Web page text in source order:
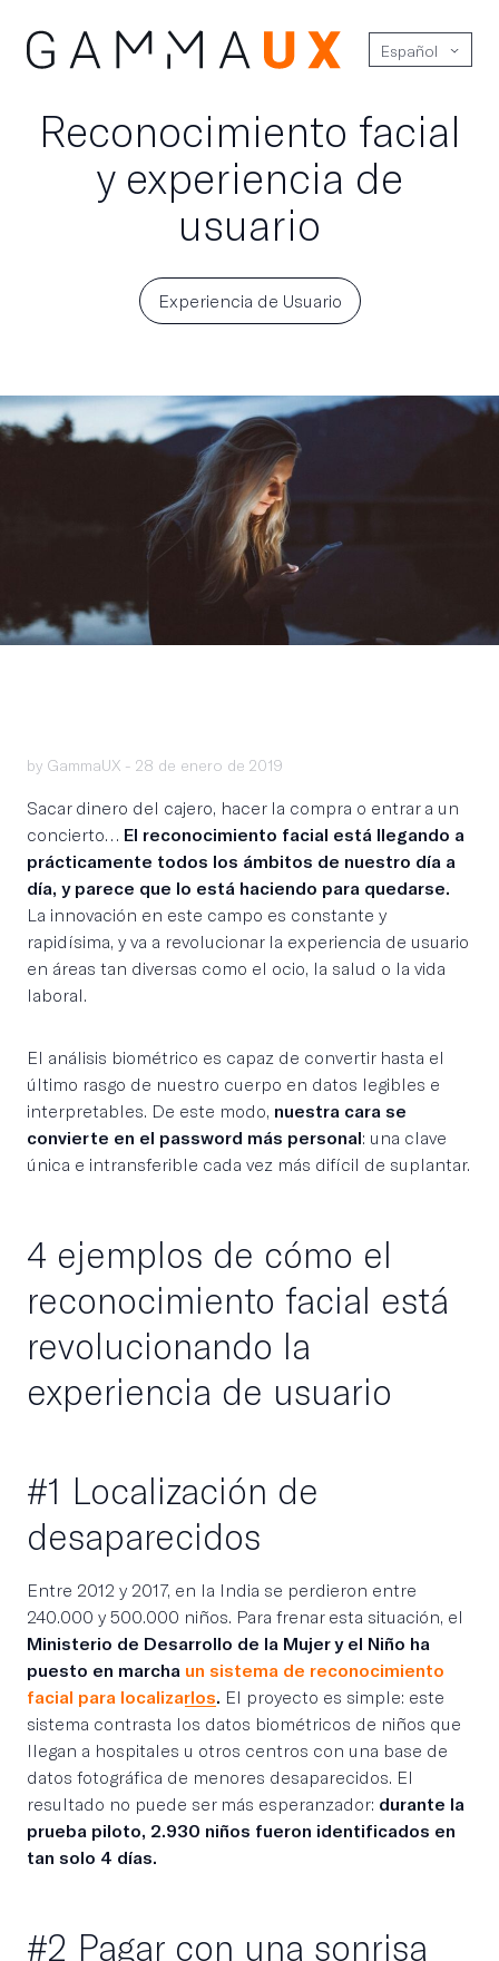
Español
Reconocimiento facial
y experiencia de
usuario
Experiencia de Usuario
by GammaUX - 28 de enero de 2019
Sacar dinero del cajero, hacer la compra o entrar a un
concierto… El reconocimiento facial está llegando a
prácticamente todos los ámbitos de nuestro día a
día, y parece que lo está haciendo para quedarse.
La innovación en este campo es constante y
rapidísima, y va a revolucionar la experiencia de usuario
en áreas tan diversas como el ocio, la salud o la vida
laboral.
El análisis biométrico es capaz de convertir hasta el
último rasgo de nuestro cuerpo en datos legibles e
interpretables. De este modo, nuestra cara se
convierte en el password más personal: una clave
única e intransferible cada vez más difícil de suplantar.
4 ejemplos de cómo el
reconocimiento facial está
revolucionando la
experiencia de usuario
#1 Localización de
desaparecidos
Entre 2012 y 2017, en la India se perdieron entre
240.000 y 500.000 niños. Para frenar esta situación, el
Ministerio de Desarrollo de la Mujer y el Niño ha
puesto en marcha un sistema de reconocimiento
facial para localizarlos. El proyecto es simple: este
sistema contrasta los datos biométricos de niños que
llegan a hospitales u otros centros con una base de
datos fotográfica de menores desaparecidos. El
resultado no puede ser más esperanzador: durante la
prueba piloto, 2.930 niños fueron identificados en
tan solo 4 días.
#2 Pagar con una sonrisa